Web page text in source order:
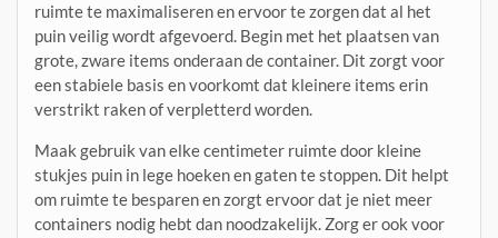
ruimte te maximaliseren en ervoor te zorgen dat al het
puin veilig wordt afgevoerd. Begin met het plaatsen van
grote, zware items onderaan de container. Dit zorgt voor
een stabiele basis en voorkomt dat kleinere items erin
verstrikt raken of verpletterd worden.
Maak gebruik van elke centimeter ruimte door kleine
stukjes puin in lege hoeken en gaten te stoppen. Dit helpt
om ruimte te besparen en zorgt ervoor dat je niet meer
containers nodig hebt dan noodzakelijk. Zorg er ook voor